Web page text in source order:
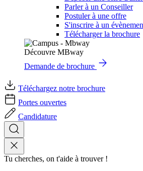
Parler à un Conseiller
Postuler à une offre
S'inscrire à un
Télécharger la brochure
Découvre MBway
Demande de brochure
Téléchargez notre brochure
Portes ouvertes
Candidature
Tu cherches, on t'aide à trouver !